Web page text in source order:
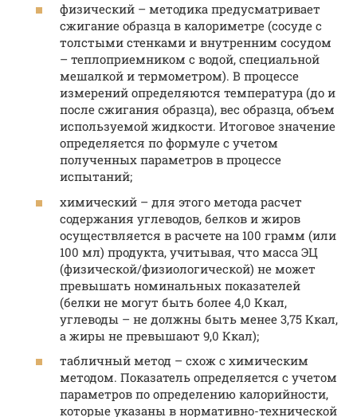
физический – методика предусматривает
сжигание образца в калориметре (сосуде с
толстыми стенками и внутренним сосудом
– теплоприемником с водой, специальной
мешалкой и термометром). В процессе
измерений определяются температура (до и
после сжигания образца), вес образца, объем
используемой жидкости. Итоговое значение
определяется по формуле с учетом
полученных параметров в процессе
испытаний;
химический – для этого метода расчет
содержания углеводов, белков и жиров
осуществляется в расчете на 100 грамм (или
100 мл) продукта, учитывая, что масса ЭЦ
(физической/физиологической) не может
превышать номинальных показателей
(белки не могут быть более 4,0 Ккал,
углеводы – не должны быть менее 3,75 Ккал,
а жиры не превышают 9,0 Ккал);
табличный метод – схож с химическим
методом. Показатель определяется с учетом
параметров по определению калорийности,
которые указаны в нормативно-технической